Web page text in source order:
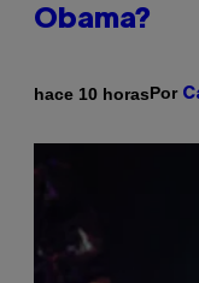
Obama?
hace 10 horasPor